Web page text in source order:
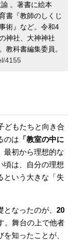
。著書に絵本
書『教師のしくじ
術』など。令和4
神社、大神神社
教科書編集委員。
4155
どもたちと向き合
のは 「教室の中に
最初から理想的な
頃は、自分の理想
という大きな「失
なったのが、 20
。舞台の上で他者
知ったことが、